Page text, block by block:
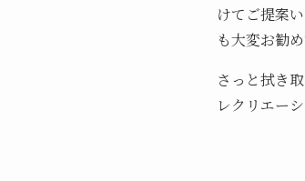
けてご提案
も大変お勧め
さっと拭き
レクリエー